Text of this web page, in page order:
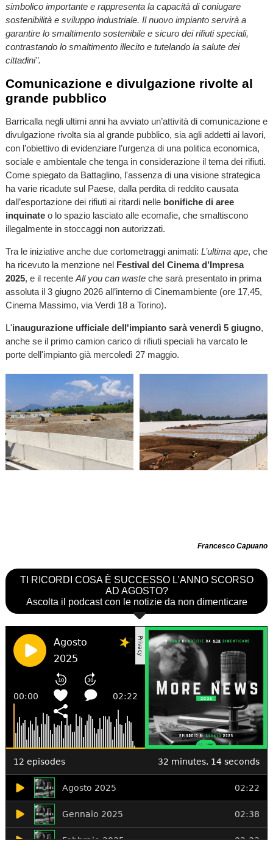
simbolico importante e rappresenta la capacità di coniugare
sostenibilità e sviluppo industriale. Il nuovo impianto servirà a
garantire lo smaltimento sostenibile e sicuro dei rifiuti speciali,
contrastando lo smaltimento illecito e tutelando la salute dei
cittadini".
Comunicazione e divulgazione rivolte al
grande pubblico
Barricalla negli ultimi anni ha avviato un’attività di comunicazione e
divulgazione rivolta sia al grande pubblico, sia agli addetti ai lavori,
con l’obiettivo di evidenziare l’urgenza di una politica economica,
sociale e ambientale che tenga in considerazione il tema dei rifiuti.
Come spiegato da Battaglino, l'assenza di una visione strategica
ha varie ricadute sul Paese, dalla perdita di reddito causata
dall’esportazione dei rifiuti ai ritardi nelle bonifiche di aree
inquinateo lo spazio lasciato alle ecomafie, che smaltiscono
illegalmente in stoccaggi non autorizzati.
Tra le iniziative anche due cortometraggi animati: L’ultima ape, che
ha ricevuto la menzione nel Festival del Cinema d’Impresa
2025, e il recente All you can waste che sarà presentato in prima
assoluta il 3 giugno 2026 all’interno di Cinemambiente (ore 17,45,
Cinema Massimo, via Verdi 18 a Torino).
L'inaugurazione ufficiale dell'impianto sarà venerdì 5 giugno,
anche se il primo camion carico di rifiuti speciali ha varcato le
porte dell'impianto già mercoledì 27 maggio.
Francesco Capuano
TI RICORDI COSA È SUCCESSO L’ANNO SCORSO
AD AGOSTO?
Ascolta il podcast con le notizie da non dimenticare